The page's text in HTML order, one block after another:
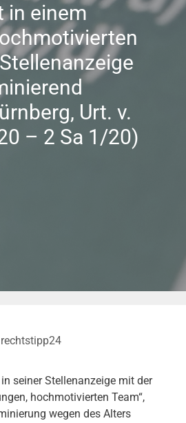
in einem
Urt. v.
– 2 Sa 1/20)
rechtstipp24
seiner Stellenanzeige mit der
hochmotivierten Team“,
wegen des Alters